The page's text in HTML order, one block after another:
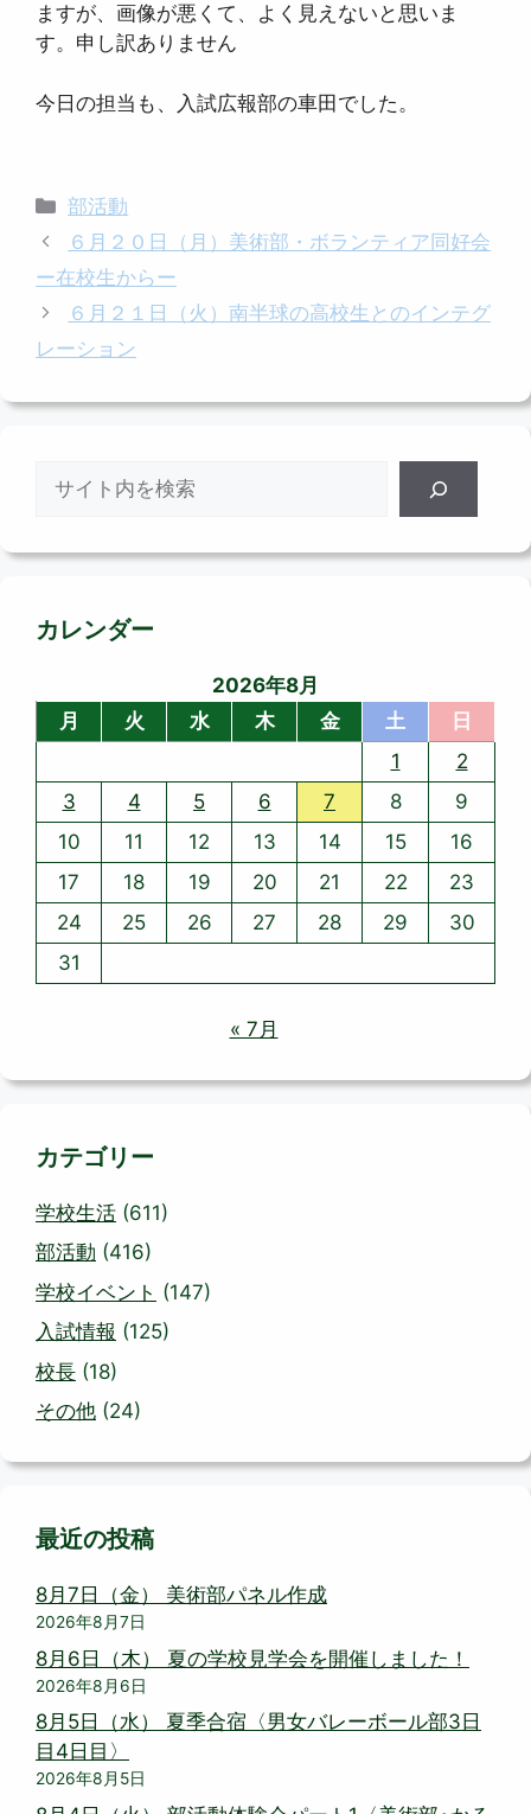
ますが、画像が悪くて、よく見えないと思いま
す。申し訳ありません
今日の担当も、入試広報部の車田でした。
カ
テ
リ
ー
部活動
６月２０日（月）美術部・ボランティア同好会
ー在校生からー
６月２１日（火）南半球の高校生とのインテグ
レーション
カレンダー
2026年8月
月
火 水 木 金 土
日
1
2
3
4 5 6 7 8
9
10
11 12 13 14 15
16
17
18 19 20 21 22
23
24
25 26 27 28 29
30
31
« 7月
カテゴリー
学校生活 (611)
部活動 (416)
学校イベント (147)
入試情報 (125)
校長 (18)
その他 (24)
最近の投稿
8月7日（金） 美術部パネル作成
2026年8月7日
8月6日（木） 夏の学校見学会を開催しました！
2026年8月6日
8月5日（水） 夏季合宿〈男女バレーボール部3日
目4日目〉
2026年8月5日